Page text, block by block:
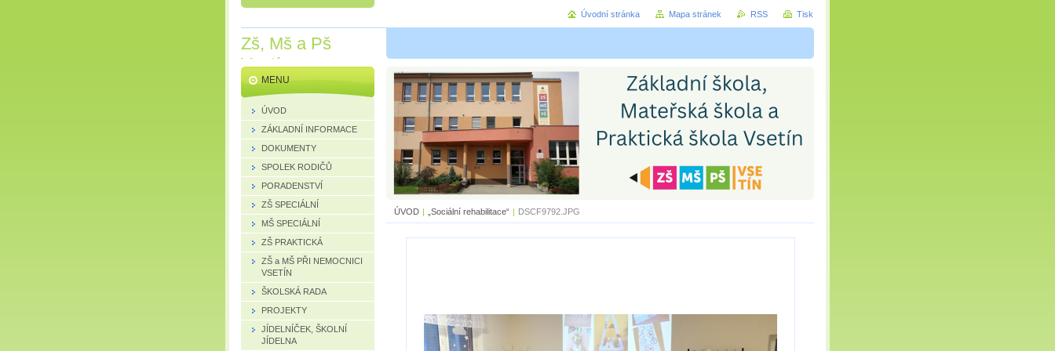
Zš, Mš a Pš
Vsetín
ÚVOD | „Sociální rehabilitace“ | DSCF9792.JPG
MENU
ÚVOD
ZÁKLADNÍ INFORMACE
DOKUMENTY
SPOLEK RODIČŮ
PORADENSTVÍ
ZŠ SPECIÁLNÍ
MŠ SPECIÁLNÍ
ZŠ PRAKTICKÁ
ZŠ a MŠ PŘI NEMOCNICI
VSETÍN
ŠKOLSKÁ RADA
PROJEKTY
JÍDELNÍČEK, ŠKOLNÍ
JÍDELNA
Úvodní stránka Mapa stránek RSS Tisk